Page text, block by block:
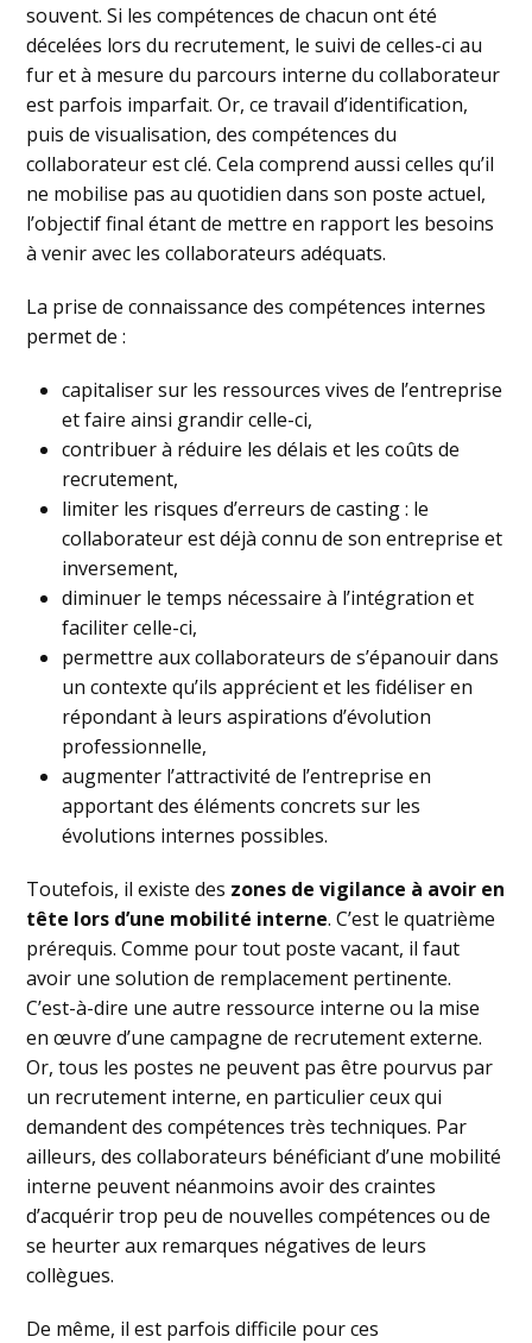
souvent. Si les compétences de chacun ont été
décelées lors du recrutement, le suivi de celles-ci au
fur et à mesure du parcours interne du collaborateur
est parfois imparfait. Or, ce travail d’identification,
puis de visualisation, des compétences du
collaborateur est clé. Cela comprend aussi celles qu’il
ne mobilise pas au quotidien dans son poste actuel,
l’objectif final étant de mettre en rapport les besoins
à venir avec les collaborateurs adéquats.
La prise de connaissance des compétences internes
permet de :
capitaliser sur les ressources vives de l’entreprise
et faire ainsi grandir celle-ci,
contribuer à réduire les délais et les coûts de
recrutement,
limiter les risques d’erreurs de casting : le
collaborateur est déjà connu de son entreprise et
inversement,
diminuer le temps nécessaire à l’intégration et
faciliter celle-ci,
permettre aux collaborateurs de s’épanouir dans
un contexte qu’ils apprécient et les fidéliser en
répondant à leurs aspirations d’évolution
professionnelle,
augmenter l’attractivité de l’entreprise en
apportant des éléments concrets sur les
évolutions internes possibles.
Toutefois, il existe des zones de vigilance à avoir en
tête lors d’une mobilité interne. C’est le quatrième
prérequis. Comme pour tout poste vacant, il faut
avoir une solution de remplacement pertinente.
C’est-à-dire une autre ressource interne ou la mise
en œuvre d’une campagne de recrutement externe.
Or, tous les postes ne peuvent pas être pourvus par
un recrutement interne, en particulier ceux qui
demandent des compétences très techniques. Par
ailleurs, des collaborateurs bénéficiant d’une mobilité
interne peuvent néanmoins avoir des craintes
d’acquérir trop peu de nouvelles compétences ou de
se heurter aux remarques négatives de leurs
collègues.
De même, il est parfois difficile pour ces